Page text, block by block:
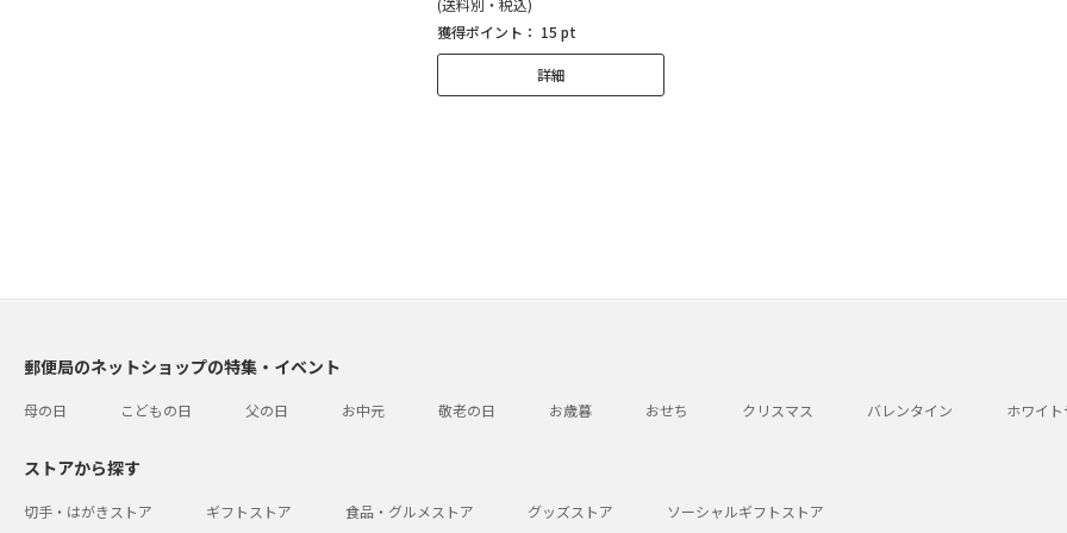
(送料別・税込)
獲得ポイント： 15 pt
詳細
郵便局のネットショップの特集・イベント
母の日 こどもの日 父の日 お中元 敬老の日 お歳暮 おせち クリスマス バレンタイン ホワイ
ストアから探す
切手・はがきストア ギフトストア 食品・グルメストア グッズストア ソーシャルギフトストア